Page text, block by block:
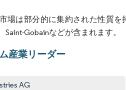
場は部分的に集約された性質を
Saint-Gobainなどが含まれます。
産業リーダー
AG